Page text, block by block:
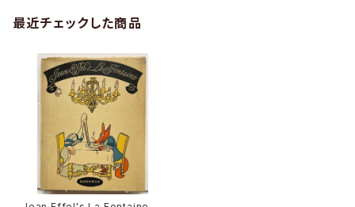
最近チェックした商品